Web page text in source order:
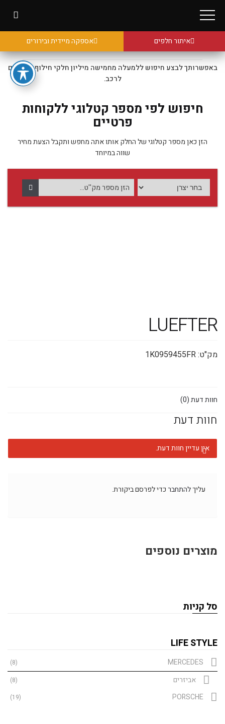
איתור חלפים אספקה מיידית ובירורים
באפשרותך לבצע חיפוש ללמעלה מחמישה מיליון חלקי חילוף מקוריים
לרכב.
חיפוש לפי מספר קטלוגי ללקוחות
פרטיים
הזן כאן מספר קטלוגי של החלק אותו אתה מחפש ותקבל הצעת מחיר
שווה במיוחד
LUEFTER
מק"ט:1K0959455FR
חוות דעת (0)
חוות דעת
אין עדיין חוות דעת.
עליךלהתחברכדי לפרסם ביקורת.
מוצרים נוספים
סל קניות
LIFE STYLE
MERCEDES
(8)
אביזרים (8)
PORSCHE
(19)